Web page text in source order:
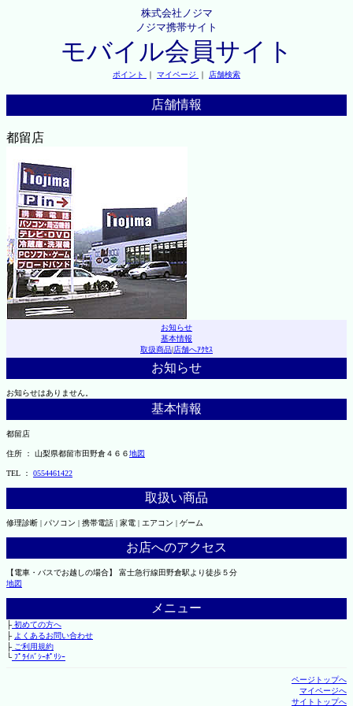
株式会社ノジマ
ノジマ携帯サイト
モバイル会員サイト
ポイント ｜ マイページ ｜ 店舗検索
店舗情報
都留店
お知らせ
基本情報
取扱商品|店舗へｱｸｾｽ
お知らせ
お知らせはありません。
基本情報
都留店
住所 ： 山梨県都留市田野倉４６６地図
TEL ： 0554461422
取扱い商品
修理診断 | パソコン | 携帯電話 | 家電 | エアコン | ゲーム
お店へのアクセス
【電車・バスでお越しの場合】 富士急行線田野倉駅より徒歩５分
地図
メニュー
├初めての方へ
├ よくあるお問い合わせ
├ご利用規約
└ﾌﾟﾗｲﾊﾞｼｰﾎﾟﾘｼｰ
ページトップへ
マイページへ
サイトトップへ